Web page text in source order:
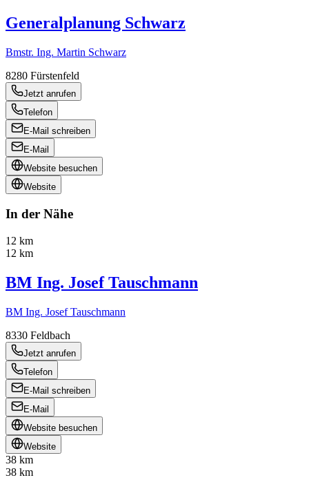
Generalplanung Schwarz
Bmstr. Ing. Martin Schwarz
8280 Fürstenfeld
Jetzt anrufen
Telefon
E-Mail schreiben
E-Mail
Website besuchen
Website
In der Nähe
12 km
12 km
BM Ing. Josef Tauschmann
BM Ing. Josef Tauschmann
8330 Feldbach
Jetzt anrufen
Telefon
E-Mail schreiben
E-Mail
Website besuchen
Website
38 km
38 km